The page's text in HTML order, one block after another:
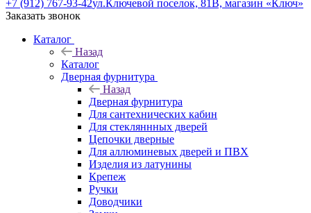
+7 (912) 767-93-42ул.Ключевой поселок, 81В, магазин «Ключ»
Заказать звонок
Каталог
Назад
Каталог
Дверная фурнитура
Назад
Дверная фурнитура
Для сантехнических кабин
Для стекляннных дверей
Цепочки дверные
Для аллюминевых дверей и ПВХ
Изделия из латунины
Крепеж
Ручки
Доводчики